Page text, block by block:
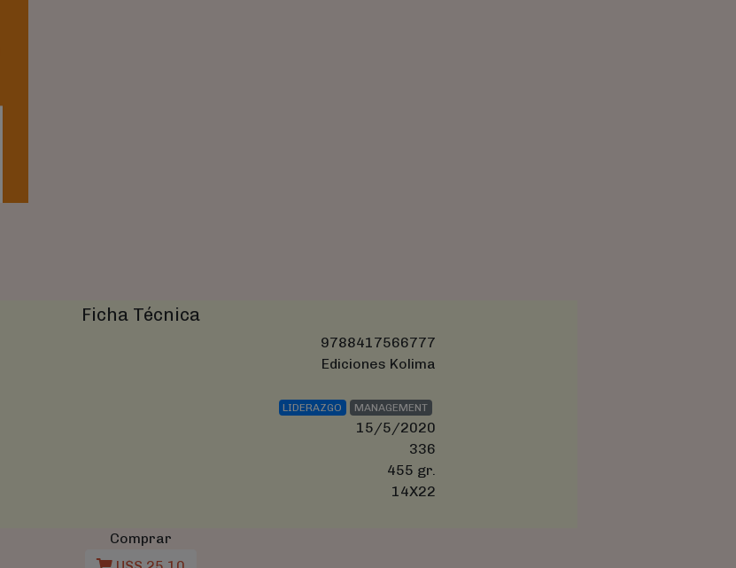
Ficha Técnica
9788417566777
Ediciones Kolima
LIDERAZGO MANAGEMENT
15/5/2020
336
455 gr.
14X22
Comprar